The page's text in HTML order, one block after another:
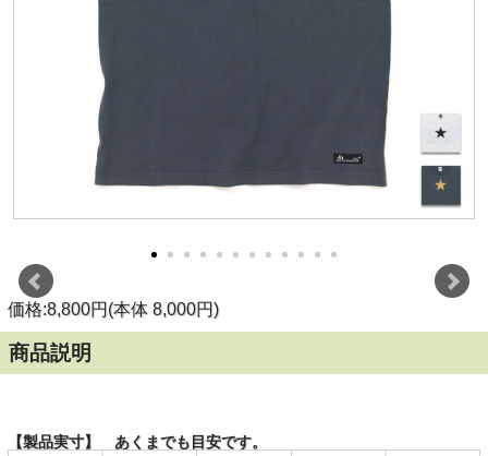
価格:8,800円(本体 8,000円)
商品説明
【製品実寸】 あくまでも目安です。